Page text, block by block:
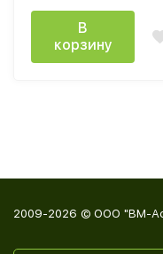
В
корзину
2009-2026 © ООО "ВМ-